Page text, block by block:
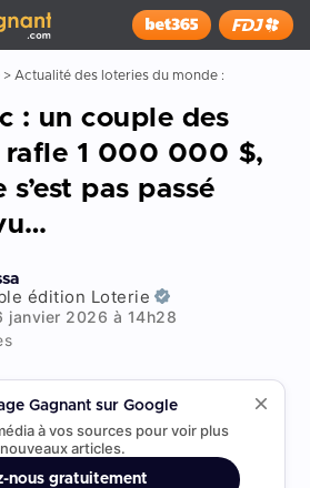
Installer
> Actualité des loteries du monde :
: un couple des
rafle 1 000 000 $,
pas passé
édition Loterie
janvier 2026 à 14h28
Gagnant sur Google
à vos sources pour voir plus
articles.
nous gratuitement